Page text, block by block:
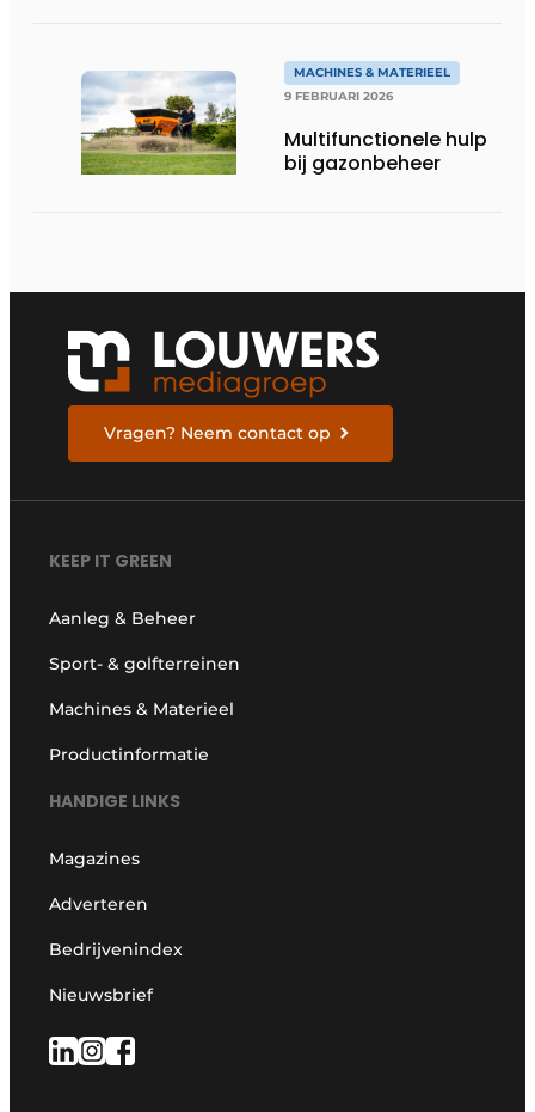
MACHINES & MATERIEEL
9 FEBRUARI 2026
Multifunctionele hulp
bij gazonbeheer
Vragen? Neem contact op
KEEP IT GREEN
Aanleg & Beheer
Sport- & golfterreinen
Machines & Materieel
Productinformatie
HANDIGE LINKS
Magazines
Adverteren
Bedrijvenindex
Nieuwsbrief